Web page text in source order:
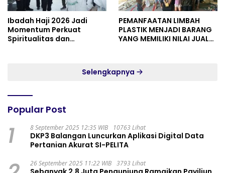
Ibadah Haji 2026 Jadi
Momentum Perkuat
Spiritualitas dan
PEMANFAATAN LIMBAH
PLASTIK MENJADI BARANG
YANG MEMILIKI NILAI JUAL
Selengkapnya
Popular Post
1 8 September 2025 12:35 WIB 10763 Lihat
DKP3 Balangan Luncurkan Aplikasi Digital Data
Pertanian Akurat SI-PELITA
26 September 2025 11:22 WIB 3793 Lihat